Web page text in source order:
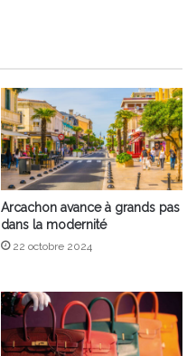
Arcachon avance à grands pas
dans la modernité
22 octobre 2024